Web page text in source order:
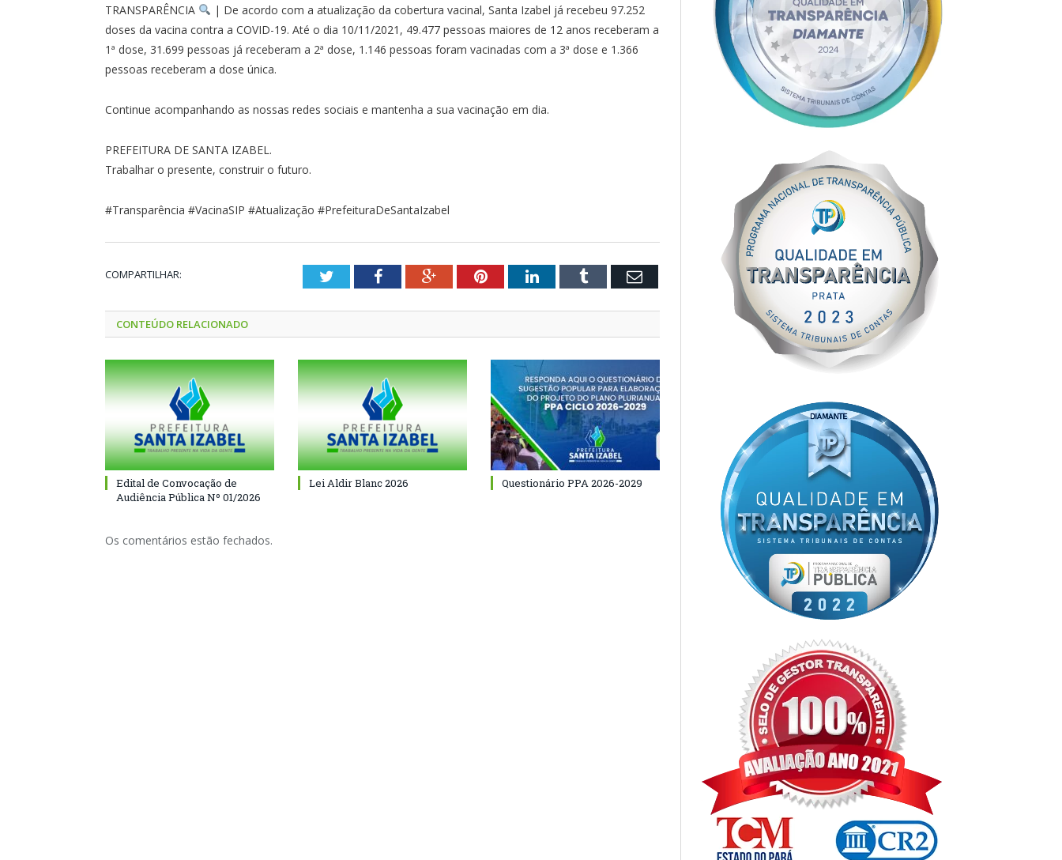
TRANSPARÊNCIA
| De acordo com a atualização da cobertura vacinal, Santa Izabel já recebeu 97.252
doses da vacina contra a COVID-19. Até o dia 10/11/2021, 49.477 pessoas maiores de 12 anos receberam a
1ª dose, 31.699 pessoas já receberam a 2ª dose, 1.146 pessoas foram vacinadas com a 3ª dose e 1.366
pessoas receberam a dose única.
Continue acompanhando as nossas redes sociais e mantenha a sua vacinação em dia.
PREFEITURA DE SANTA IZABEL.
Trabalhar o presente, construir o futuro.
#Transparência #VacinaSIP #Atualização #PrefeituraDeSantaIzabel
COMPARTILHAR: TwitterFacebookGoogle+PinterestLinkedInTumblr Email
CONTEÚDO RELACIONADO
Edital de Convocação de
Audiência Pública Nº 01/2026
Lei Aldir Blanc 2026 Questionário PPA 2026-2029
Os comentários estão fechados.